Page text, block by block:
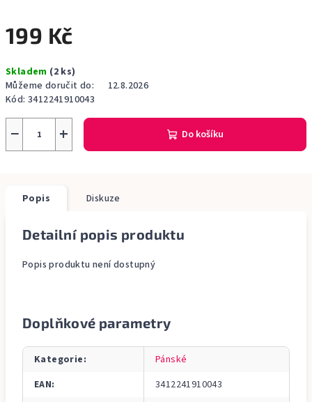
199 Kč
cena:
Skladem (2 ks)
Můžeme doručit do:
12.8.2026
Kód: 3412241910043
+
− Do košíku
Popis Diskuze
Detailní popis produktu
Popis produktu není dostupný
Doplňkové parametry
Kategorie:
Pánské
EAN:
3412241910043